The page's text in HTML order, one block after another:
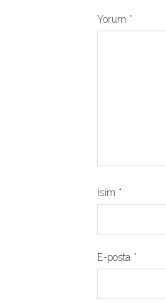
Yorum *
İsim *
E-posta *